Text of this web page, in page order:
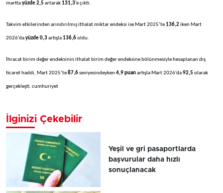
marttayüzde 2,5 artarak 131,3’e çıktı.
Takvim etkilerinden arındırılmış ithalat miktar endeksi ise Mart 2025’te 136,2iken Mart
2026’dayüzde 0,3artışla 136,6oldu.
İhracat birim değer endeksinin ithalat birim değer endeksine bölünmesiyle hesaplanan dış
ticaret haddi, Mart 2025’te87,6seviyesindeyken4,9 puanartışla Mart 2026’da92,5 olarak
gerçekleşti. cumhuriyet
İlginizi Çekebilir
Yeşil ve gri pasaportlarda
başvurular daha hızlı
sonuçlanacak